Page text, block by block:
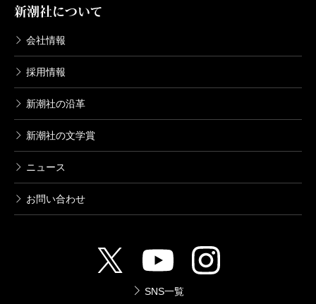
新潮社について
会社情報
採用情報
新潮社の沿革
新潮社の文学賞
ニュース
お問い合わせ
SNS一覧